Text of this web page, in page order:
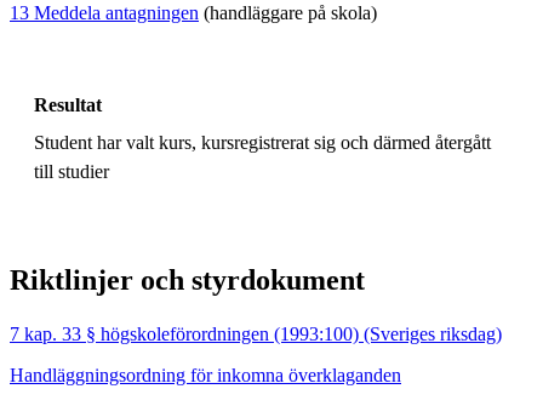
13 Meddela antagningen (handläggare på skola)
Resultat
Student har valt kurs, kursregistrerat sig och därmed återgått
till studier
Riktlinjer och styrdokument
7 kap. 33 § högskoleförordningen (1993:100) (Sveriges riksdag)
Handläggningsordning för inkomna överklaganden